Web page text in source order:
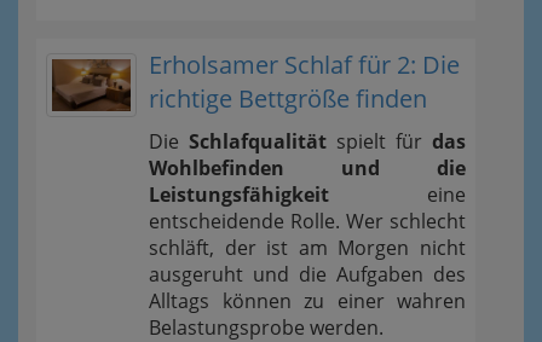
Erholsamer Schlaf für 2: Die
richtige Bettgröße finden
Die Schlafqualität spielt für das
Wohlbefinden und die
Leistungsfähigkeit eine
entscheidende Rolle. Wer schlecht
schläft, der ist am Morgen nicht
ausgeruht und die Aufgaben des
Alltags können zu einer wahren
Belastungsprobe werden.